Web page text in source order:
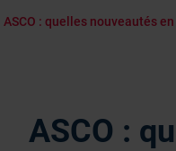
ASCO : quelles nouveautés en
ASCO :